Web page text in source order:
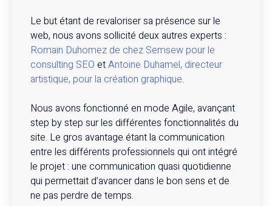
Le but étant de revaloriser sa présence sur le
web, nous avons sollicité deux autres experts :
Romain Duhomez de chez Semsew pour le
consulting SEO etAntoine Duhamel, directeur
artistique, pour la création graphique.
Nous avons fonctionné en mode Agile, avançant
step by step sur les différentes fonctionnalités du
site. Le gros avantage étant la communication
entre les différents professionnels qui ont intégré
le projet : une communication quasi quotidienne
qui permettait d’avancer dans le bon sens et de
ne pas perdre de temps.